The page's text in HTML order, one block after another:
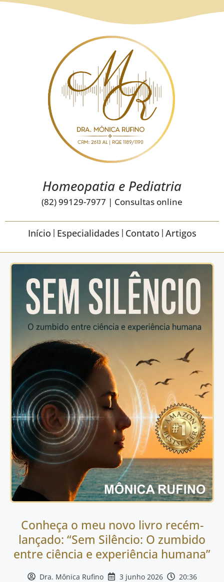
Homeopatia e Pediatria
(82) 99129-7977 | Consultas online
Início Especialidades Contato Artigos
Conheça o meu novo livro recém-
lançado: “Sem Silêncio: O zumbido
entre ciência e experiência humana”
Dra. Mônica Rufino 3 junho 2026 20:36